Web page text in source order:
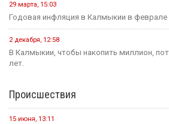
29 марта, 15:03
Годовая инфляция в Калмыкии в феврале
2 декабря, 12:58
В Калмыкии, чтобы накопить миллион,
лет.
Происшествия
15 июня, 13:11